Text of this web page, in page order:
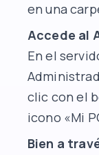
en una
Accede al
En el
clic con el
icono «Mi
Bien a